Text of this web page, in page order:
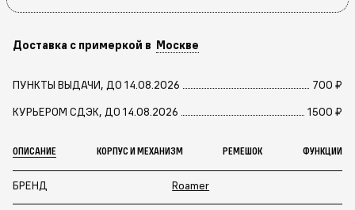
Доставка с примеркой в Москве
ПУНКТЫ ВЫДАЧИ, ДО 14.08.2026
700 ₽
КУРЬЕРОМ СДЭК, ДО 14.08.2026
1500 ₽
ОПИСАНИЕ КОРПУС И МЕХАНИЗМ РЕМЕШОК ФУНКЦИИ
БРЕНД Roamer